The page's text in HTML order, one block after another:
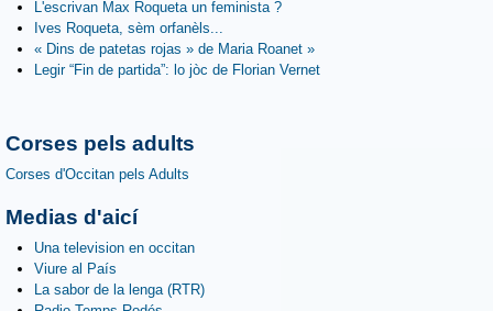
L'escrivan Max Roqueta un feminista ?
Ives Roqueta, sèm orfanèls...
« Dins de patetas rojas » de Maria Roanet »
Legir “Fin de partida”: lo jòc de Florian Vernet
Corses pels adults
Corses d'Occitan pels Adults
Medias d'aicí
Una television en occitan
Viure al País
La sabor de la lenga (RTR)